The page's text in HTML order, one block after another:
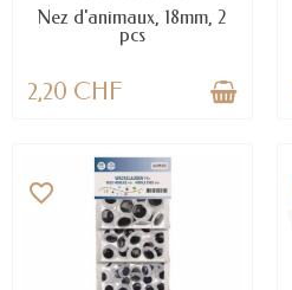
Nez d'animaux, 18mm, 2
pcs
2,20 CHF
favorite_border